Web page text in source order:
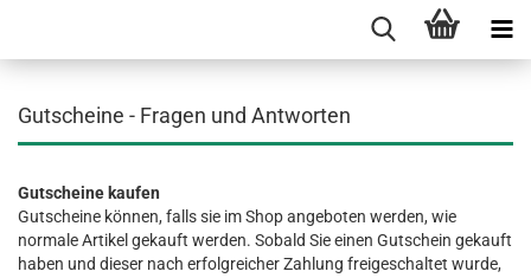
Gutscheine - Fragen und Antworten
Gutscheine kaufen
Gutscheine können, falls sie im Shop angeboten werden, wie
normale Artikel gekauft werden. Sobald Sie einen Gutschein gekauft
haben und dieser nach erfolgreicher Zahlung freigeschaltet wurde,